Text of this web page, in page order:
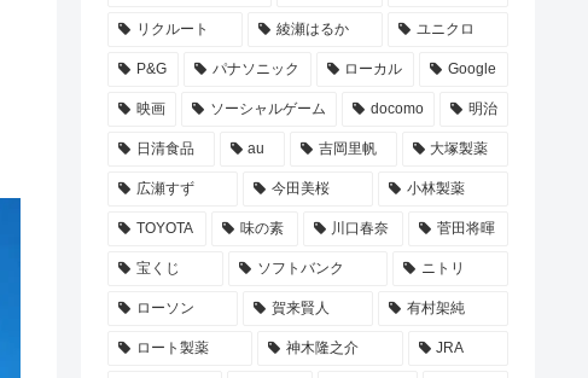
リクルート 綾瀬はるか ユニクロ
P&G パナソニック ローカル Google
映画 ソーシャルゲーム docomo 明治
日清食品 au 吉岡里帆 大塚製薬
広瀬すず 今田美桜 小林製薬
TOYOTA 味の素 川口春奈 菅田将暉
宝くじ ソフトバンク ニトリ
ローソン 賀来賢人 有村架純
ロート製薬 神木隆之介 JRA